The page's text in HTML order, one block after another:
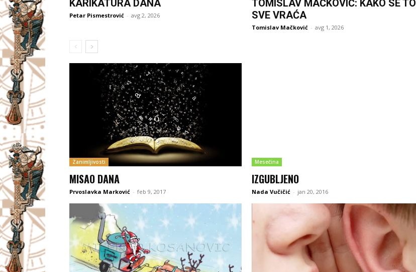
KARIKATURA DANA
Petar Pismestrović - avg 2, 2026
TOMISLAV MAČKOVIĆ: KAKO SE TO
SVE VRAĆA
Tomislav Mačković - avg 1, 2026
Zanimljivosti
MISAO DANA
Prvoslavka Marković - feb 9, 2017
Mesečina
IZGUBLJENO
Nada Vučičić - jan 20, 2016